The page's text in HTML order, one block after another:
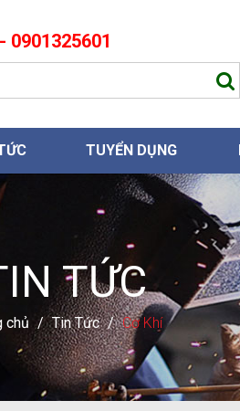
0901325601
TUYỂN DỤNG
TỨC
chủ / Tin Tức / Cơ Khí